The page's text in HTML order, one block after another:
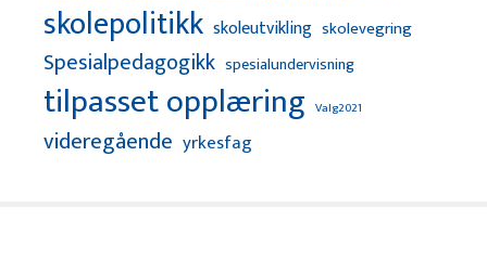
skolepolitikk skoleutvikling skolevegring
Spesialpedagogikk spesialundervisning
tilpasset opplæring Valg2021
videregående yrkesfag